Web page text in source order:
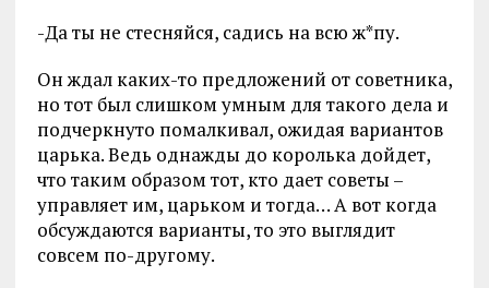
-Да ты не стесняйся, садись на всю ж*пу.
Он ждал каких-то предложений от советника,
но тот был слишком умным для такого дела и
подчеркнуто помалкивал, ожидая вариантов
царька. Ведь однажды до королька дойдет,
что таким образом тот, кто дает советы –
управляет им, царьком и тогда… А вот когда
обсуждаются варианты, то это выглядит
совсем по-другому.